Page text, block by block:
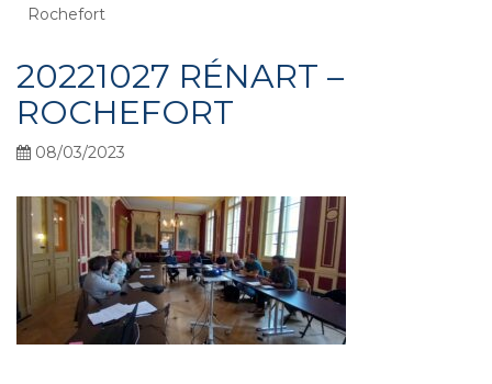
20221027 RÉNART –
ROCHEFORT
08/03/2023